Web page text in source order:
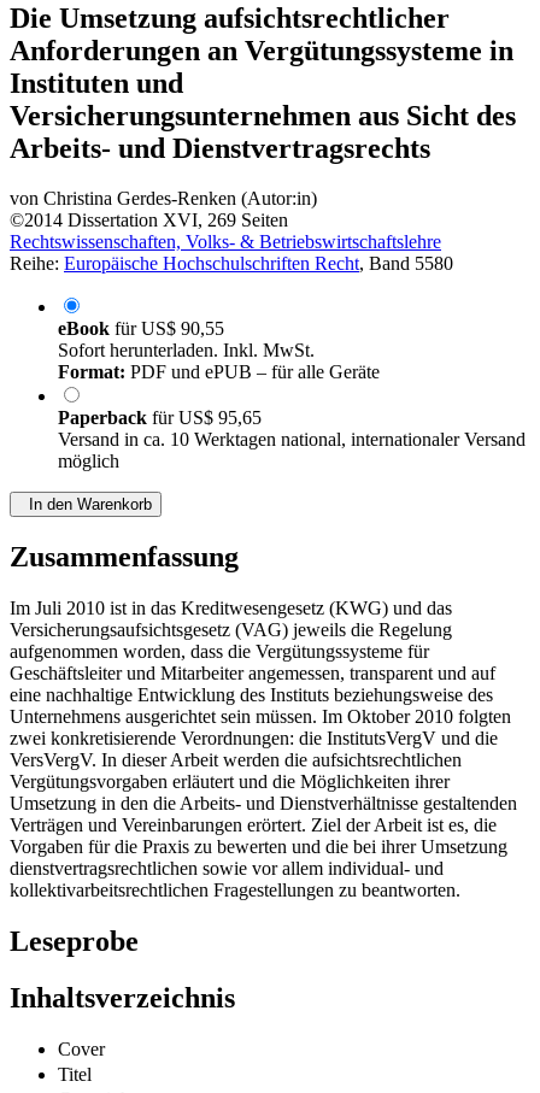
Die Umsetzung aufsichtsrechtlicher
Anforderungen an Vergütungssysteme in
Instituten und
Versicherungsunternehmen aus Sicht des
Arbeits- und Dienstvertragsrechts
von Christina Gerdes-Renken (Autor:in)
©2014 Dissertation XVI, 269 Seiten
Rechtswissenschaften, Volks- & Betriebswirtschaftslehre
Reihe: Europäische Hochschulschriften Recht, Band 5580
eBook fürUS$ 90,55
Sofort herunterladen. Inkl. MwSt.
Format: PDF und ePUB – für alle Geräte
Paperback fürUS$ 95,65
Versand in ca. 10 Werktagen national, internationaler Versand
möglich
In den Warenkorb
Zusammenfassung
Im Juli 2010 ist in das Kreditwesengesetz (KWG) und das
Versicherungsaufsichtsgesetz (VAG) jeweils die Regelung
aufgenommen worden, dass die Vergütungssysteme für
Geschäftsleiter und Mitarbeiter angemessen, transparent und auf
eine nachhaltige Entwicklung des Instituts beziehungsweise des
Unternehmens ausgerichtet sein müssen. Im Oktober 2010 folgten
zwei konkretisierende Verordnungen: die InstitutsVergV und die
VersVergV. In dieser Arbeit werden die aufsichtsrechtlichen
Vergütungsvorgaben erläutert und die Möglichkeiten ihrer
Umsetzung in den die Arbeits- und Dienstverhältnisse gestaltenden
Verträgen und Vereinbarungen erörtert. Ziel der Arbeit ist es, die
Vorgaben für die Praxis zu bewerten und die bei ihrer Umsetzung
dienstvertragsrechtlichen sowie vor allem individual- und
kollektivarbeitsrechtlichen Fragestellungen zu beantworten.
Leseprobe
Inhaltsverzeichnis
Cover
Titel